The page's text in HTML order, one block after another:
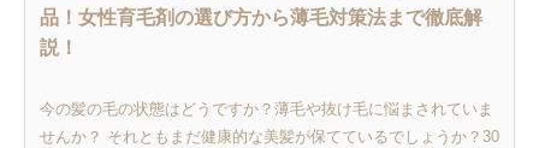
品！女性育毛剤の選び方から薄毛対策法まで徹底解
説！
今の髪の毛の状態はどうですか？薄毛や抜け毛に悩まされていま
せんか？ それともまだ健康的な美髪が保てているでしょうか？30